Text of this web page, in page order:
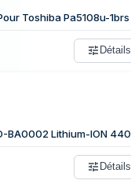
Toshiba Pa5108u-1brs
Détails
Détails